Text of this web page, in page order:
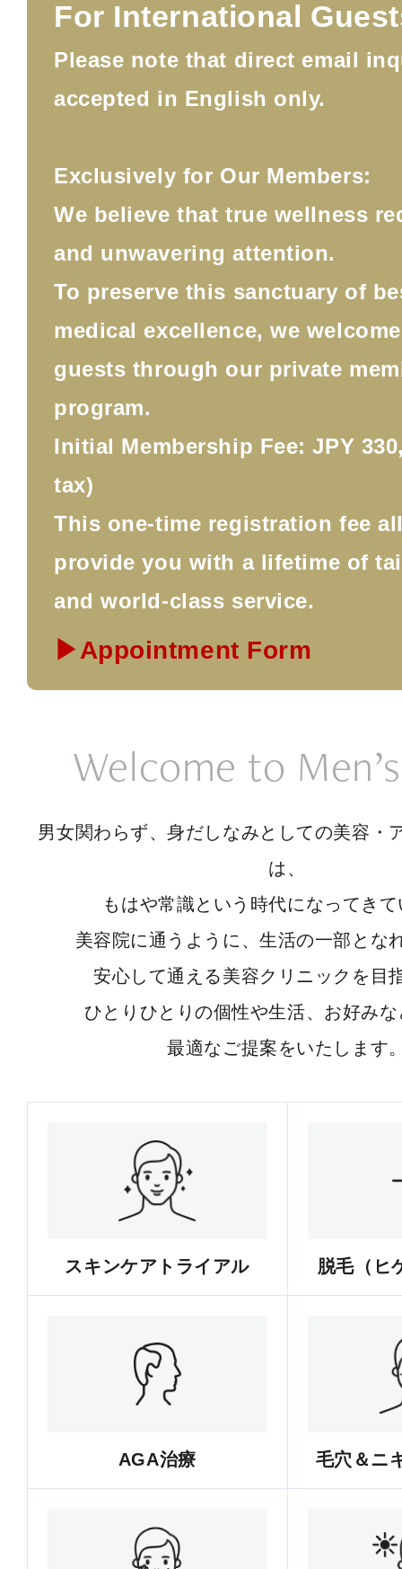
For International
Please note that direct email
accepted in English only.
Exclusively for Our Members:
We believe that true wellness
and unwavering attention.
To preserve this sanctuary of
medical excellence, we
guests through our private
program.
Initial Membership Fee: JPY
tax)
This one-time registration fee
provide you with a lifetime of
and world-class service.
▶Appointment Form
Welcome to
男女関わらず、身だしなみとしての美容・
は、
もはや常識という時代になってき
美容院に通うように、生活の一部とな
安心して通える美容クリニックを目
ひとりひとりの個性や生活、お好み
最適なご提案をいたします
スキンケアトライアル 脱毛（ヒ
AGA治療 毛穴＆ニ